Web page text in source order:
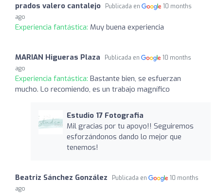
prados valero cantalejo Publicada en
10 months
ago
Experiencia fantástica: Muy buena experiencia
MARIAN Higueras Plaza Publicada en
10 months
ago
Experiencia fantástica: Bastante bien, se esfuerzan
mucho. Lo recomiendo, es un trabajo magnífico
Estudio 17 Fotografia
Mil gracias por tu apoyo!! Seguiremos
esforzándonos dando lo mejor que
tenemos!
Beatriz Sánchez González Publicada en
10 months
ago